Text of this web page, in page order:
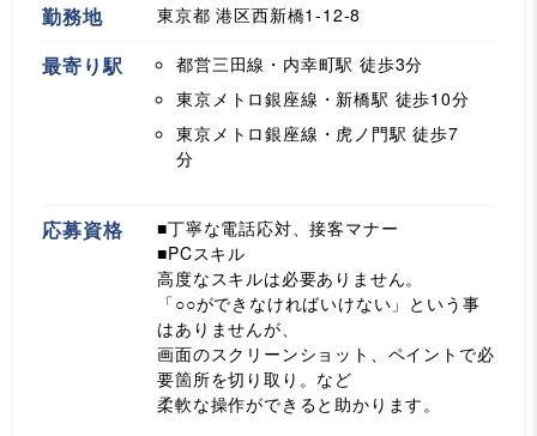
勤務地 東京都 港区西新橋1-12-8
最寄り駅 都営三田線・内幸町駅 徒歩3分
東京メトロ銀座線・新橋駅 徒歩10分
東京メトロ銀座線・虎ノ門駅 徒歩7
分
応募資格
■丁寧な電話応対、接客マナー
■PCスキル
高度なスキルは必要ありません。
「○○ができなければいけない」という事
はありませんが、
画面のスクリーンショット、ペイントで必
要箇所を切り取り。など
柔軟な操作ができると助かります。